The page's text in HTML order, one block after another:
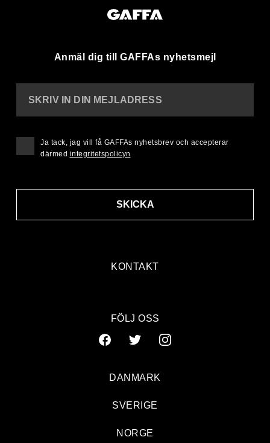
Anmäl dig till GAFFAs nyhetsmejl
KONTAKT
SKRIV IN DIN MEJLADRESS
SKICKA
Ja tack, jag vill få GAFFAs nyhetsbrev och accepterar
därmed integritetspolicyn
FÖLJ OSS
DANMARK
SVERIGE
NORGE